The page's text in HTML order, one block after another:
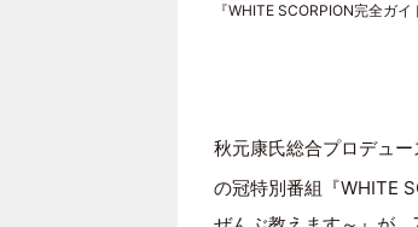
『WHITE SCORPION完全ガ
秋元康氏総合プロデュ
の冠特別番組『WHITE